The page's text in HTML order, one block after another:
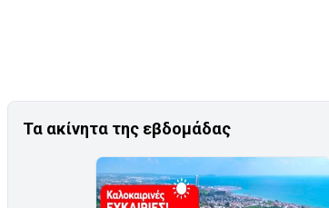
Τα ακίνητα της εβδομάδας